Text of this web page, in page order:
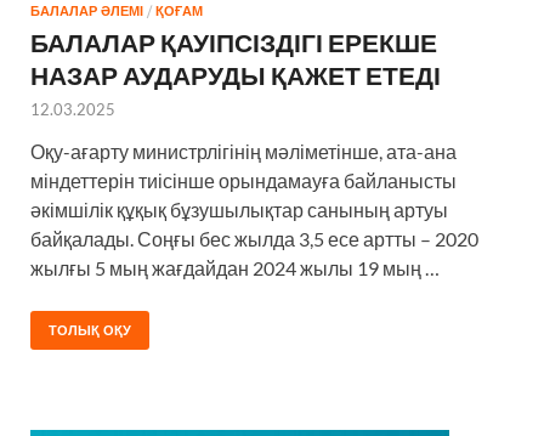
БАЛАЛАР ӘЛЕМІ / ҚОҒАМ
БАЛАЛАР ҚАУІПСІЗДІГІ ЕРЕКШЕ
НАЗАР АУДАРУДЫ ҚАЖЕТ ЕТЕДІ
12.03.2025
Оқу-ағарту министрлігінің мәліметінше, ата-ана
міндеттерін тиісінше орындамауға байланысты
әкімшілік құқық бұзушылықтар санының артуы
байқалады. Соңғы бес жылда 3,5 есе артты – 2020
жылғы 5 мың жағдайдан 2024 жылы 19 мың …
ТОЛЫҚ ОҚУ